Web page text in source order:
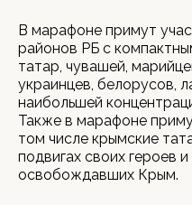
В марафоне примут
районов РБ с
татар, чувашей,
украинцев, белорусов,
наибольшей
Также в марафоне
том числе крымские
подвигах своих героев
освобождавших Крым.